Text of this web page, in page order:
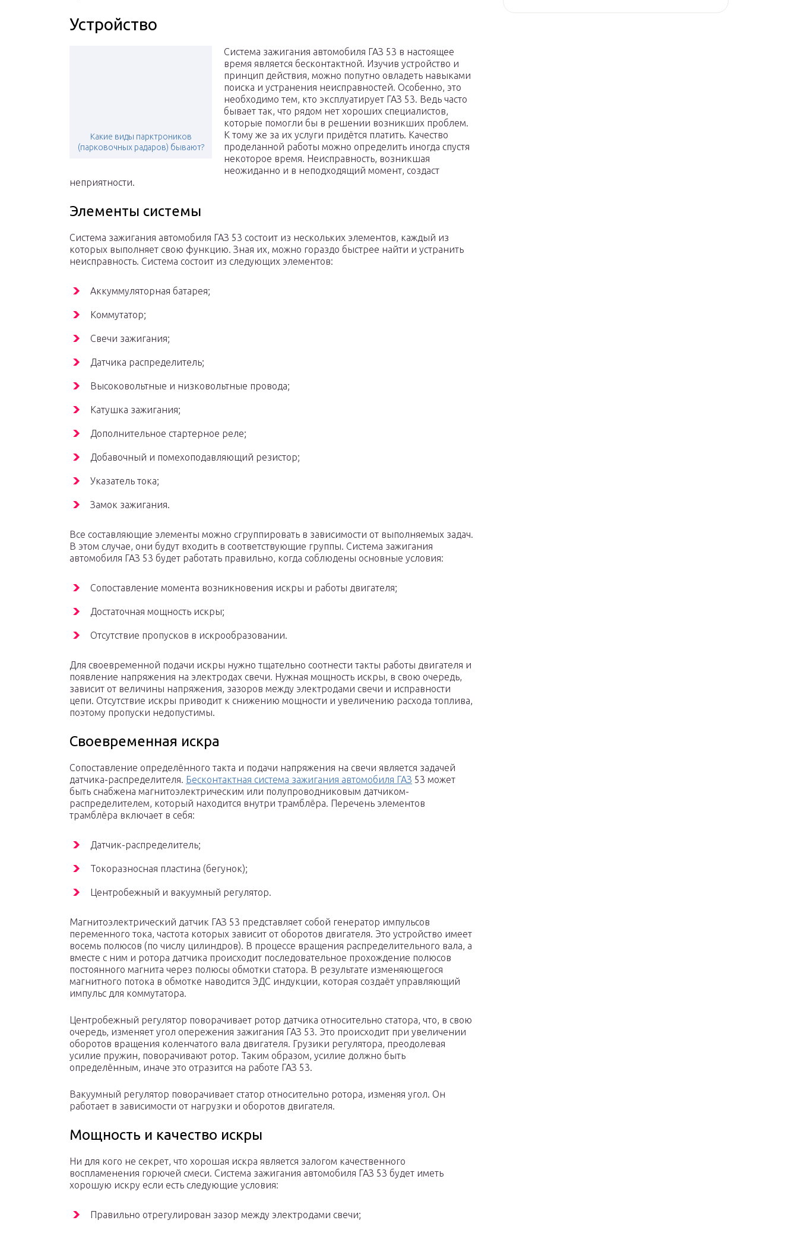
Устройство
Какие виды парктроников
(парковочных радаров) бывают?
Система зажигания автомобиля ГАЗ 53 в настоящее
время является бесконтактной. Изучив устройство и
принцип действия, можно попутно овладеть навыками
поиска и устранения неисправностей. Особенно, это
необходимо тем, кто эксплуатирует ГАЗ 53. Ведь часто
бывает так, что рядом нет хороших специалистов,
которые помогли бы в решении возникших проблем.
К тому же за их услуги придётся платить. Качество
проделанной работы можно определить иногда спустя
некоторое время. Неисправность, возникшая
неожиданно и в неподходящий момент, создаст
неприятности.
Элементы системы
Система зажигания автомобиля ГАЗ 53 состоит из нескольких элементов, каждый из
которых выполняет свою функцию. Зная их, можно гораздо быстрее найти и устранить
неисправность. Система состоит из следующих элементов:
Аккуммуляторная батарея;
Коммутатор;
Свечи зажигания;
Датчика распределитель;
Высоковольтные и низковольтные провода;
Катушка зажигания;
Дополнительное стартерное реле;
Добавочный и помехоподавляющий резистор;
Указатель тока;
Замок зажигания.
Все составляющие элементы можно сгруппировать в зависимости от выполняемых задач.
В этом случае, они будут входить в соответствующие группы. Система зажигания
автомобиля ГАЗ 53 будет работать правильно, когда соблюдены основные условия:
Сопоставление момента возникновения искры и работы двигателя;
Достаточная мощность искры;
Отсутствие пропусков в искрообразовании.
Для своевременной подачи искры нужно тщательно соотнести такты работы двигателя и
появление напряжения на электродах свечи. Нужная мощность искры, в свою очередь,
зависит от величины напряжения, зазоров между электродами свечи и исправности
цепи. Отсутствие искры приводит к снижению мощности и увеличению расхода топлива,
поэтому пропуски недопустимы.
Своевременная искра
Сопоставление определённого такта и подачи напряжения на свечи является задачей
датчика-распределителя. Бесконтактная система зажигания автомобиля ГАЗ 53 может
быть снабжена магнитоэлектрическим или полупроводниковым датчиком-
распределителем, который находится внутри трамблёра. Перечень элементов
трамблёра включает в себя:
Датчик-распределитель;
Токоразносная пластина (бегунок);
Центробежный и вакуумный регулятор.
Магнитоэлектрический датчик ГАЗ 53 представляет собой генератор импульсов
переменного тока, частота которых зависит от оборотов двигателя. Это устройство имеет
восемь полюсов (по числу цилиндров). В процессе вращения распределительного вала, а
вместе с ним и ротора датчика происходит последовательное прохождение полюсов
постоянного магнита через полюсы обмотки статора. В результате изменяющегося
магнитного потока в обмотке наводится ЭДС индукции, которая создаёт управляющий
импульс для коммутатора.
Центробежный регулятор поворачивает ротор датчика относительно статора, что, в свою
очередь, изменяет угол опережения зажигания ГАЗ 53. Это происходит при увеличении
оборотов вращения коленчатого вала двигателя. Грузики регулятора, преодолевая
усилие пружин, поворачивают ротор. Таким образом, усилие должно быть
определённым, иначе это отразится на работе ГАЗ 53.
Вакуумный регулятор поворачивает статор относительно ротора, изменяя угол. Он
работает в зависимости от нагрузки и оборотов двигателя.
Мощность и качество искры
Ни для кого не секрет, что хорошая искра является залогом качественного
воспламенения горючей смеси. Система зажигания автомобиля ГАЗ 53 будет иметь
хорошую искру если есть следующие условия:
Правильно отрегулирован зазор между электродами свечи;